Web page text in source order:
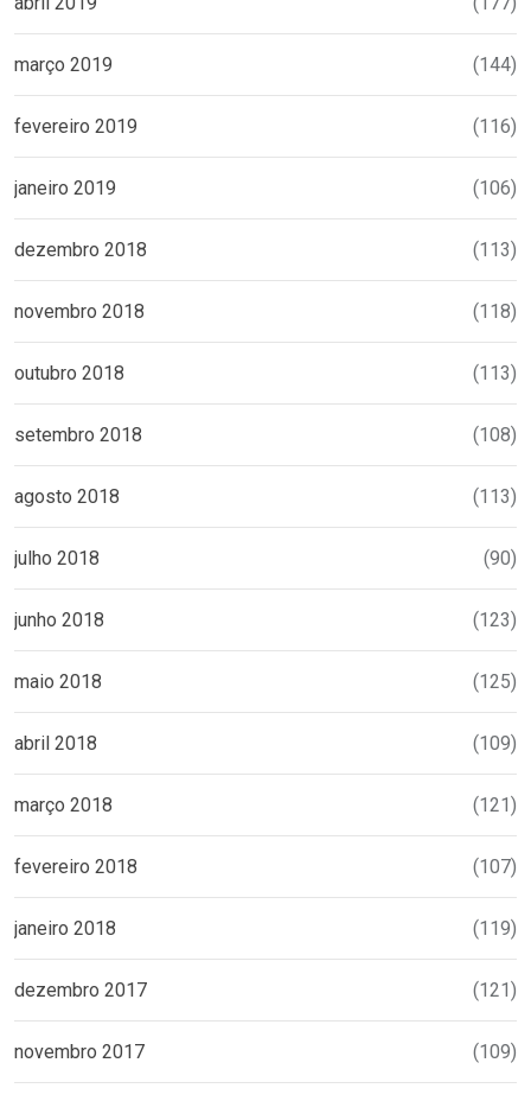
março 2019 (144)
fevereiro 2019 (116)
janeiro 2019 (106)
dezembro 2018 (113)
novembro 2018 (118)
outubro 2018 (113)
setembro 2018 (108)
agosto 2018 (113)
julho 2018 (90)
junho 2018 (123)
maio 2018 (125)
abril 2018 (109)
março 2018 (121)
fevereiro 2018 (107)
janeiro 2018 (119)
dezembro 2017 (121)
novembro 2017 (109)